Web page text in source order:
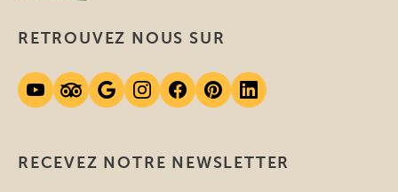
RECEVEZ NOTRE NEWSLETTER
RETROUVEZ NOUS SUR